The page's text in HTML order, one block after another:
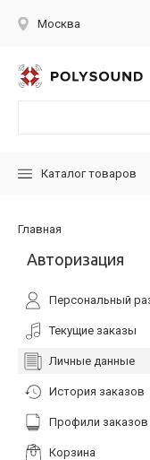
Москва
Каталог товаров
Главная
Авторизация
Персональный
Текущие заказы
Личные данные
История заказов
Профили заказов
Корзина